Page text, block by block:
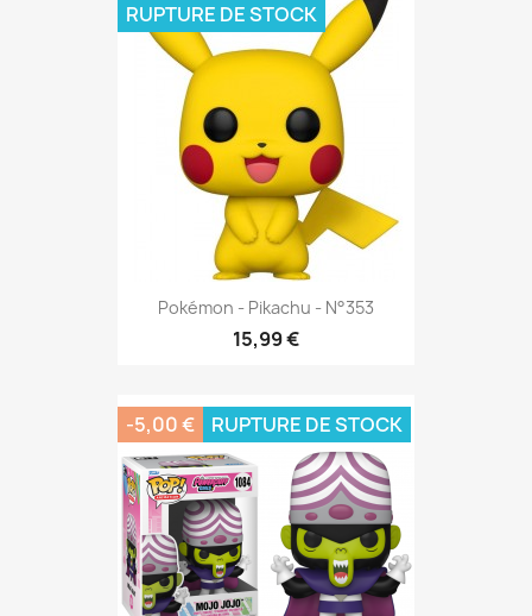
Pokémon - Pikachu - N°353
15,99 €
RUPTURE DE STOCK
-5,00 € RUPTURE DE STOCK